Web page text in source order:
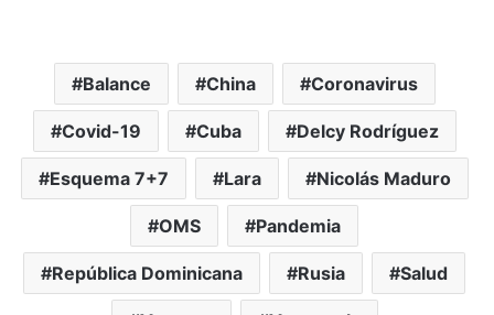
Balance China Coronavirus
Covid-19 Cuba Delcy Rodríguez
Esquema 7+7 Lara Nicolás Maduro
OMS Pandemia
República Dominicana Rusia Salud